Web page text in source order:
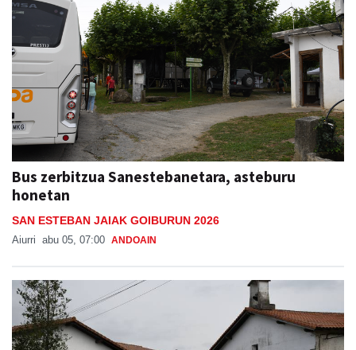
Bus zerbitzua Sanestebanetara, asteburu
honetan
SAN ESTEBAN JAIAK GOIBURUN 2026
Aiurri abu 05, 07:00 ANDOAIN